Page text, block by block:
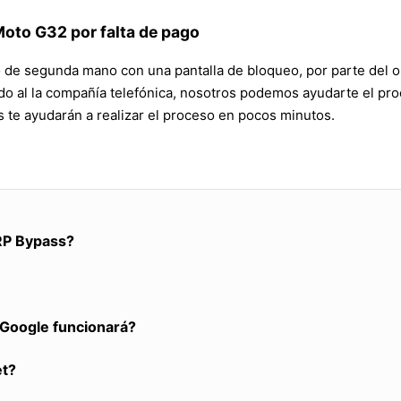
G32 por falta de pago
segunda mano con una pantalla de bloqueo, por parte del
al la compañía telefónica, nosotros podemos ayudarte el
ayudarán a realizar el proceso en pocos minutos.
Bypass?
funcionará?